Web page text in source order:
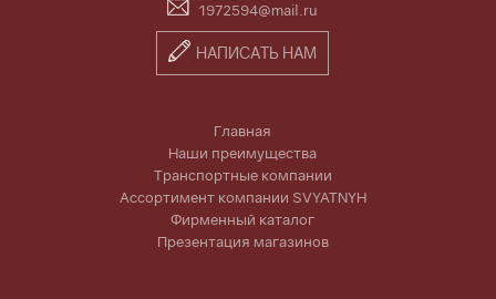
1972594@mail.ru
НАПИСАТЬ НАМ
Главная
Наши преимущества
Транспортные компании
Ассортимент компании SVYATNYH
Фирменный каталог
Презентация магазинов